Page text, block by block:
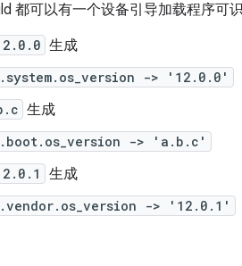
都可以有一个设备引导加载程序可
生成
-> '12.0.0'
生成
-> 'a.b.c'
生成
-> '12.0.1'